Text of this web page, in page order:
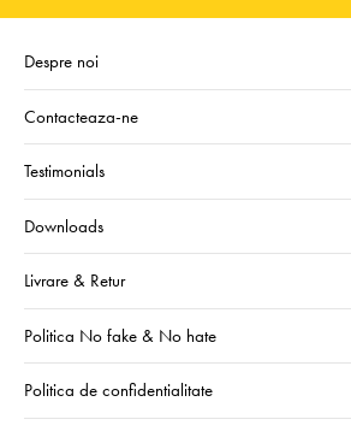
Despre noi
Contacteaza-ne
Testimonials
Downloads
Livrare & Retur
Politica No fake & No hate
Politica de confidentialitate